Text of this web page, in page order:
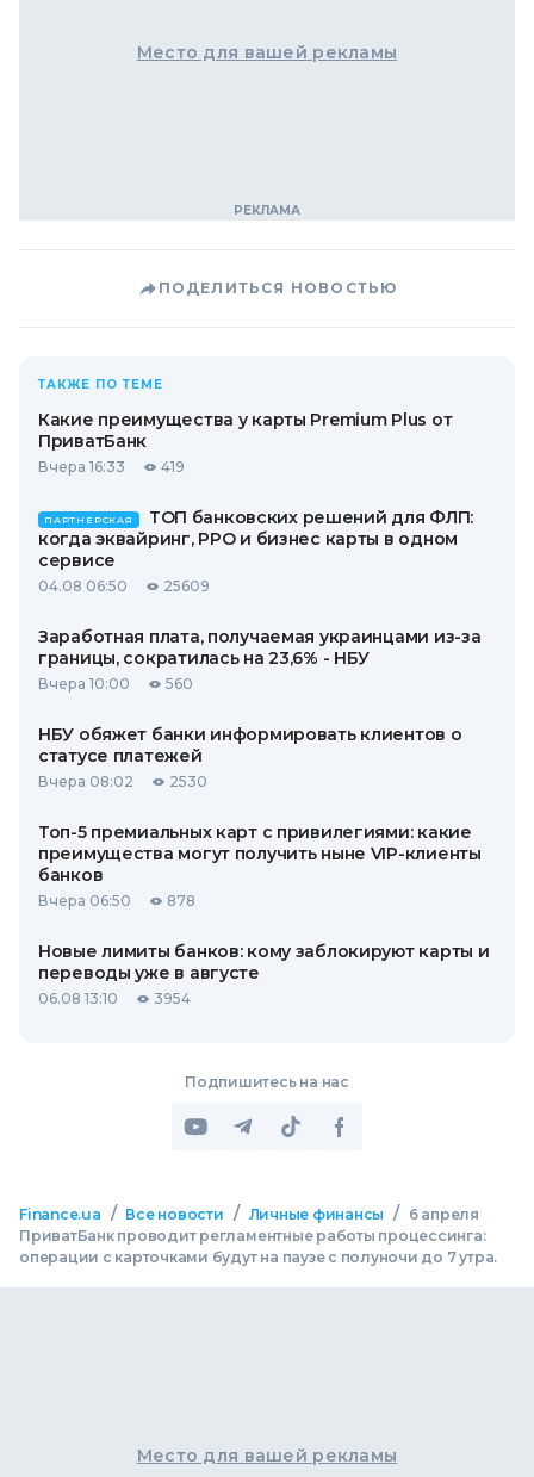
Место для вашей рекламы
ПОДЕЛИТЬСЯ НОВОСТЬЮ
ТАКЖЕ ПО ТЕМЕ
Какие преимущества у карты Premium Plus от
ПриватБанк
Вчера 16:33 419
ПАРТНЕРСКАЯ
ТОП банковских решений для ФЛП:
когда эквайринг, РРО и бизнес карты в одном
сервисе
04.08 06:50 25609
Заработная плата, получаемая украинцами из-за
границы, сократилась на 23,6% - НБУ
Вчера 10:00 560
НБУ обяжет банки информировать клиентов о
статусе платежей
Вчера 08:02 2530
Топ-5 премиальных карт с привилегиями: какие
преимущества могут получить ныне VIP-клиенты
банков
Вчера 06:50 878
Новые лимиты банков: кому заблокируют карты и
переводы уже в августе
06.08 13:10 3954
Подпишитесь на нас
Finance.ua / Все новости / Личные финансы /
6 апреля
ПриватБанк проводит регламентные работы процессинга:
операции с карточками будут на паузе с полуночи до 7 утра.
Место для вашей рекламы